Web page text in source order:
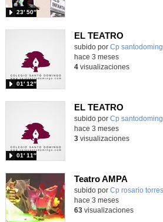
23′ 50″
EL TEATRO
Contenido educativo.
subido por Cp
01′ 12″
hace 3 meses
4visualizaciones
EL TEATRO
Contenido educativo.
subido por Cp
01′ 11″
hace 3 meses
3visualizaciones
Teatro AMPA
Contenido educativo.
subido por Cp rosario torres
hace 3 meses
63visualizaciones